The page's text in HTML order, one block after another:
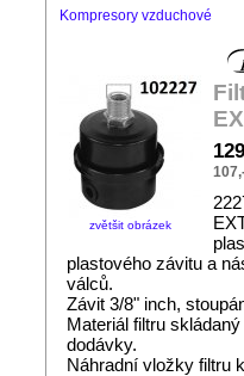
Kompresory vzduchové
zvětšit obrázek
plastového závitu a
válců.
Závit 3/8" inch,
Materiál filtru
dodávky.
Náhradní vložky filtru